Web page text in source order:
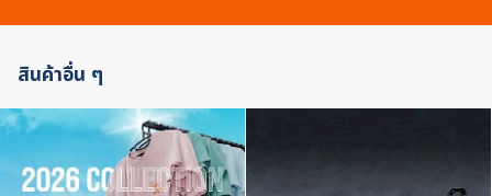
สินค้าอื่น ๆ